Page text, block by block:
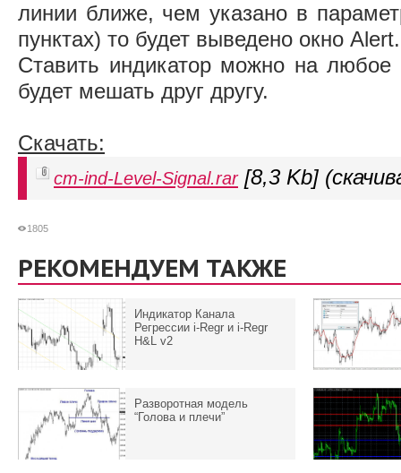
линии ближе, чем указано в
пунктах) то будет выведено окно Alert.
Ставить индикатор можно на любое
будет мешать друг другу.
Скачать:
cm-ind-Level-Signal.rar[8,3 Kb]
1805
РЕКОМЕНДУЕМ ТАКЖЕ
Индикатор Канала
Регрессии i-Regr и i-Regr
H&L v2
Разворотная модель
“Голова и плечи”